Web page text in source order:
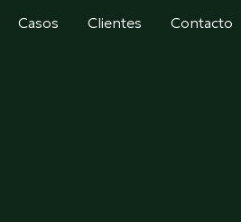
Casos Clientes Contacto